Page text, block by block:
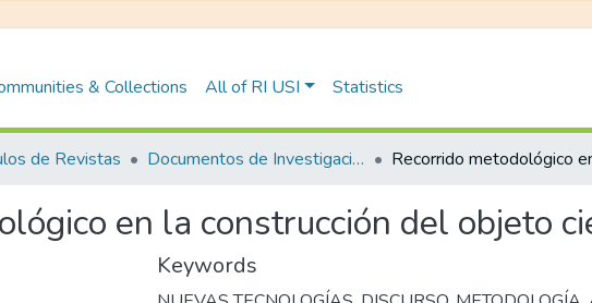
& Collections All of RI USI Statistics
de Revistas Documentos de Investigación
en la construcción del objeto
Keywords